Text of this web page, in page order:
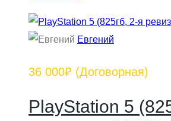
Евгений
36 000₽ (Договорная)
РlayStаtiоn 5